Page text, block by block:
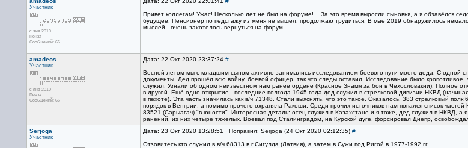
Участник
с янв 2010
Пенза
Сообщений: 66
Привет коллегам! Ужас! Несколько лет не был на форуме!... За это время выросли сыновья, а я обзавёлся
будущее. Пенсионер по педстажу из меня не вышел, продолжаю трудиться. В мае 2019 обнаружилось
мыслей - очень захотелось вернуться на форум.
amadeos
Участник
с янв 2010
Пенза
Сообщений: 66
Дата: 22 Окт 2020 23:37:24 #
Весной-летом мы с младшим сыном активно занимались исследованием боевого пути моего деда. С одной
документы. Дед прошёл всю войну, боевой офицер, так что следы оставил. Исследование было
служил. Узнали об одном неизвестном нам ранее ордене (Красное Знамя за бои в Чехословакии). Полное
в другой. Ещё одно открытие - последние полгода 1945 года дед служил в стрелковой дивизии НКВД
в пехоте). Эта часть значилась как в/ч 71348. Стали выяснять, что это такое. Оказалось, 383 стрелковый
порядок в Венгрии, а помимо прочего охраняла Ракоши. Среди прочих источников нам попался список
83521 (Сарыагач) "в юности". Интересная деталь: отец служил в Казахстане и я тоже, дед служил в НКВД,
ранений, из них четыре тяжёлых. Воевал под Сталинградом, на Курской дуге, форсировал Днепр,
Serjoga
Участник
Дата: 23 Окт 2020 13:28:51 · Поправил: Serjoga (24 Окт 2020 02:12:35) #
Отзовитесь кто служил в в/ч 68313 в г.Сигулда (Латвия), а затем в Сужи под Ригой в 1977-1992 гг...